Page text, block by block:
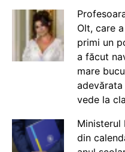
Olt, care
primi un
a făcut
mare
vede la
Ministerul
din